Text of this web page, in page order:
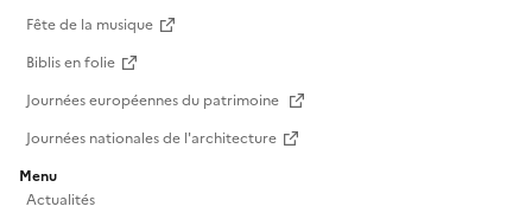
Fête de la musique
Biblis en folie
Journées européennes du patrimoine
Journées nationales de l'architecture
Menu
Actualités